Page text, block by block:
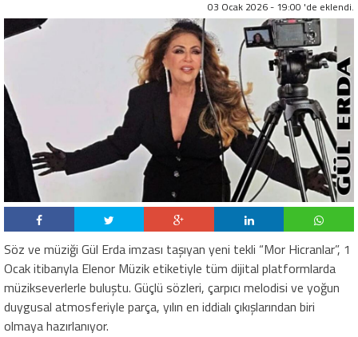
03 Ocak 2026 - 19:00 'de eklendi.
Söz ve müziği Gül Erda imzası taşıyan yeni tekli “Mor Hicranlar”, 1
Ocak itibarıyla Elenor Müzik etiketiyle tüm dijital platformlarda
müzikseverlerle buluştu. Güçlü sözleri, çarpıcı melodisi ve yoğun
duygusal atmosferiyle parça, yılın en iddialı çıkışlarından biri
olmaya hazırlanıyor.